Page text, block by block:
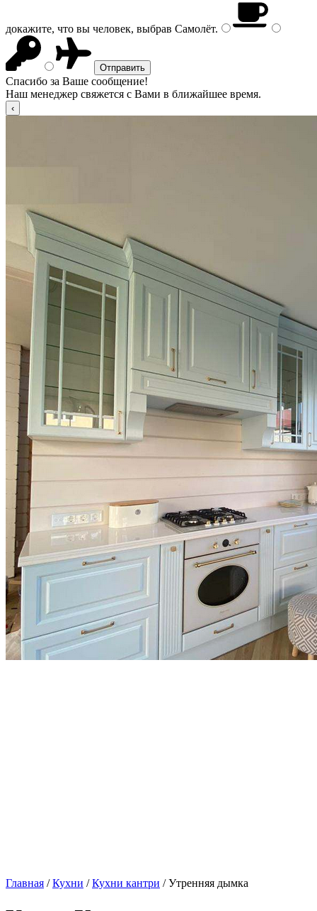
докажите, что вы человек, выбрав Самолёт.
Спасибо за Ваше сообщение!
Наш менеджер свяжется с Вами в ближайшее время.
Главная /Кухни /Кухни кантри / Утренняя дымка